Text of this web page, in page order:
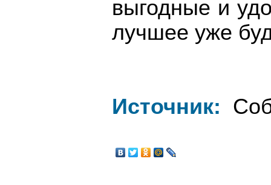
выгодные и
лучшее уже
Источник: